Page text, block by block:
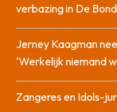
verbazing in De
Jerney Kaagman
‘Werkelijk niemand
Zangeres en Idols-